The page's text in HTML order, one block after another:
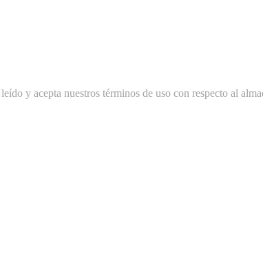
y acepta nuestros términos de uso con respecto al